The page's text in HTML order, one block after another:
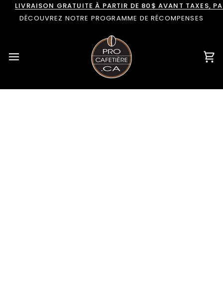
Passer
contenu
LIVRAISON GRATUITE À PARTIR DE 80$ AVANT TAXES,
DÉCOUVREZ NOTRE PROGRAMME DE RÉCOMPENSES